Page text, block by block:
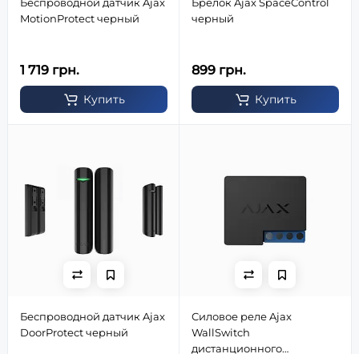
MotionProtect черный
1 719 грн.
Купить
черный
899 грн.
Купить
Беспроводной датчик Ajax
DoorProtect черный
Силовое реле Ajax
WallSwitch
дистанционного